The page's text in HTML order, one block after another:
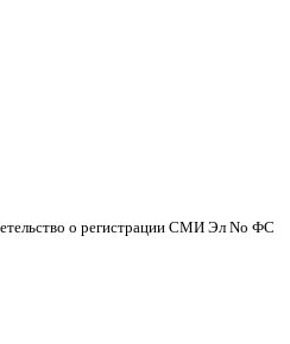
о регистрации СМИ Эл No ФС